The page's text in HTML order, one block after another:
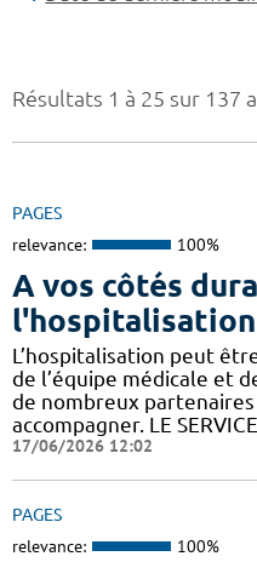
Résultats 1 à 25 sur 137
PAGES
relevance: 100%
A vos côtés
l'hospitalisation
L’hospitalisation peut
de l’équipe médicale et
de nombreux
accompagner. LE
17/06/2026 12:02
PAGES
relevance: 100%